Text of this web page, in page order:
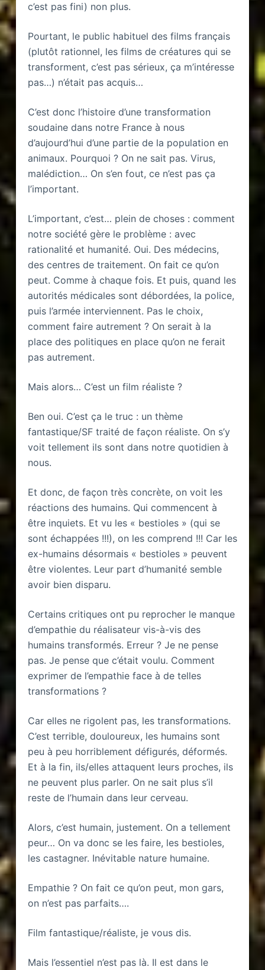
c’est pas fini) non plus.
Pourtant, le public habituel des films français
(plutôt rationnel, les films de créatures qui se
transforment, c’est pas sérieux, ça m’intéresse
pas…) n’était pas acquis…
C’est donc l’histoire d’une transformation
soudaine dans notre France à nous
d’aujourd’hui d’une partie de la population en
animaux. Pourquoi ? On ne sait pas. Virus,
malédiction… On s’en fout, ce n’est pas ça
l’important.
L’important, c’est… plein de choses : comment
notre société gère le problème : avec
rationalité et humanité. Oui. Des médecins,
des centres de traitement. On fait ce qu’on
peut. Comme à chaque fois. Et puis, quand les
autorités médicales sont débordées, la police,
puis l’armée interviennent. Pas le choix,
comment faire autrement ? On serait à la
place des politiques en place qu’on ne ferait
pas autrement.
Mais alors… C’est un film réaliste ?
Ben oui. C’est ça le truc : un thème
fantastique/SF traité de façon réaliste. On s’y
voit tellement ils sont dans notre quotidien à
nous.
Et donc, de façon très concrète, on voit les
réactions des humains. Qui commencent à
être inquiets. Et vu les « bestioles » (qui se
sont échappées !!!), on les comprend !!! Car les
ex-humains désormais « bestioles » peuvent
être violentes. Leur part d’humanité semble
avoir bien disparu.
Certains critiques ont pu reprocher le manque
d’empathie du réalisateur vis-à-vis des
humains transformés. Erreur ? Je ne pense
pas. Je pense que c’était voulu. Comment
exprimer de l’empathie face à de telles
transformations ?
Car elles ne rigolent pas, les transformations.
C’est terrible, douloureux, les humains sont
peu à peu horriblement défigurés, déformés.
Et à la fin, ils/elles attaquent leurs proches, ils
ne peuvent plus parler. On ne sait plus s’il
reste de l’humain dans leur cerveau.
Alors, c’est humain, justement. On a tellement
peur… On va donc se les faire, les bestioles,
les castagner. Inévitable nature humaine.
Empathie ? On fait ce qu’on peut, mon gars,
on n’est pas parfaits….
Film fantastique/réaliste, je vous dis.
Mais l’essentiel n’est pas là. Il est dans le